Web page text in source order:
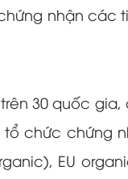
nhận các
30 quốc
tổ chức
EU